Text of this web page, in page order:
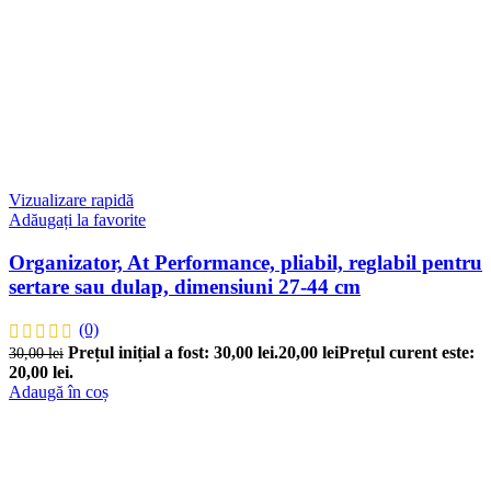
Vizualizare rapidă
Adăugați la favorite
Organizator, At Performance, pliabil, reglabil pentru
sertare sau dulap, dimensiuni 27-44 cm
(0)
30,00lei Prețul inițial a fost: 30,00 lei.20,00 leiPrețul curent este:
20,00 lei.
Adaugă în coș